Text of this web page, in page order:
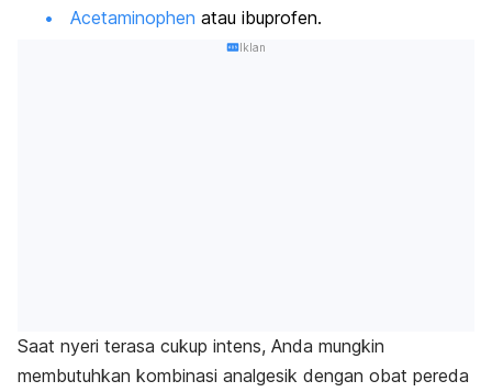
Acetaminophen atau ibuprofen.
Iklan
Saat nyeri terasa cukup intens, Anda mungkin
membutuhkan kombinasi analgesik dengan obat pereda